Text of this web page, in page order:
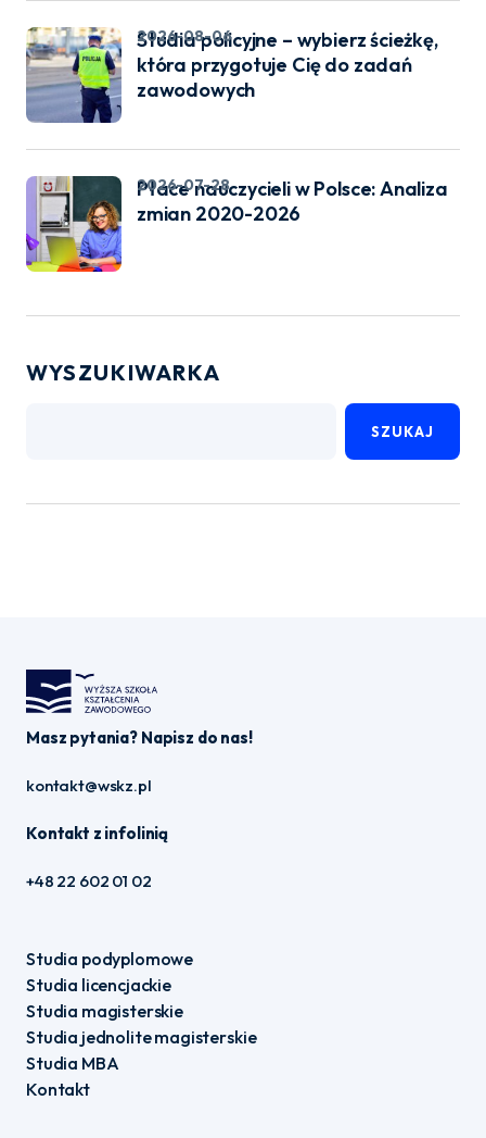
Studia policyjne – wybierz ścieżkę,
która przygotuje Cię do zadań
zawodowych
2026-08-06
Płace nauczycieli w Polsce: Analiza
zmian 2020-2026
2026-07-28
WYSZUKIWARKA
SZUKAJ
Masz pytania? Napisz do nas!
kontakt@wskz.pl
Kontakt z infolinią
+48 22 602 01 02
Studia podyplomowe
Studia licencjackie
Studia magisterskie
Studia jednolite magisterskie
Studia MBA
Kontakt